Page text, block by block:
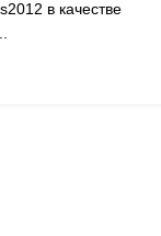
в качестве